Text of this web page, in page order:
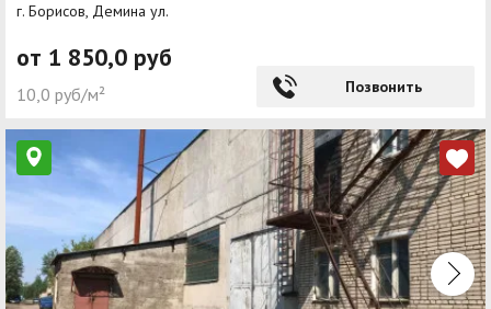
г. Борисов, Демина ул.
от 1 850,0 руб
10,0 руб/м² Позвонить